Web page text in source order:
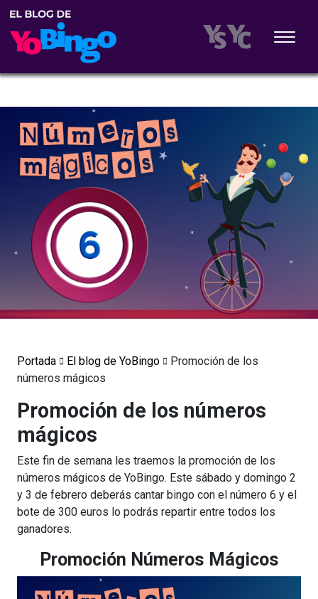
Portada El blog de YoBingo
Promoción de los
números mágicos
Promoción de los números
mágicos
Este fin de semana les traemos la promoción de los
números mágicos de YoBingo. Este sábado y domingo 2
y 3 de febrero deberás cantar bingo con el número 6 y el
bote de 300 euros lo podrás repartir entre todos los
ganadores.
Promoción Números Mágicos